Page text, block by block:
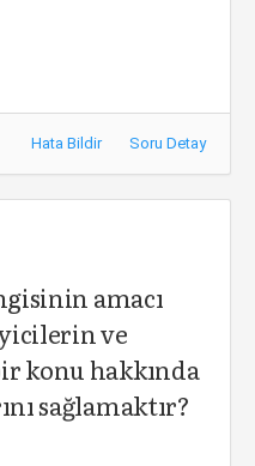
Hata Bildir Soru Detay
amacı
ve
konu hakkında
sağlamaktır?